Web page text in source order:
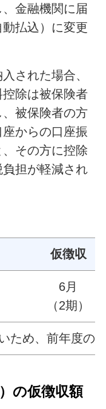
、金融機関に届
払込）に変更
された場合、
除は被保険者
被保険者の方
からの口座振
その方に控除
担が軽減され
仮徴収
6月
（2期）
ため、前年度の
の仮徴収額